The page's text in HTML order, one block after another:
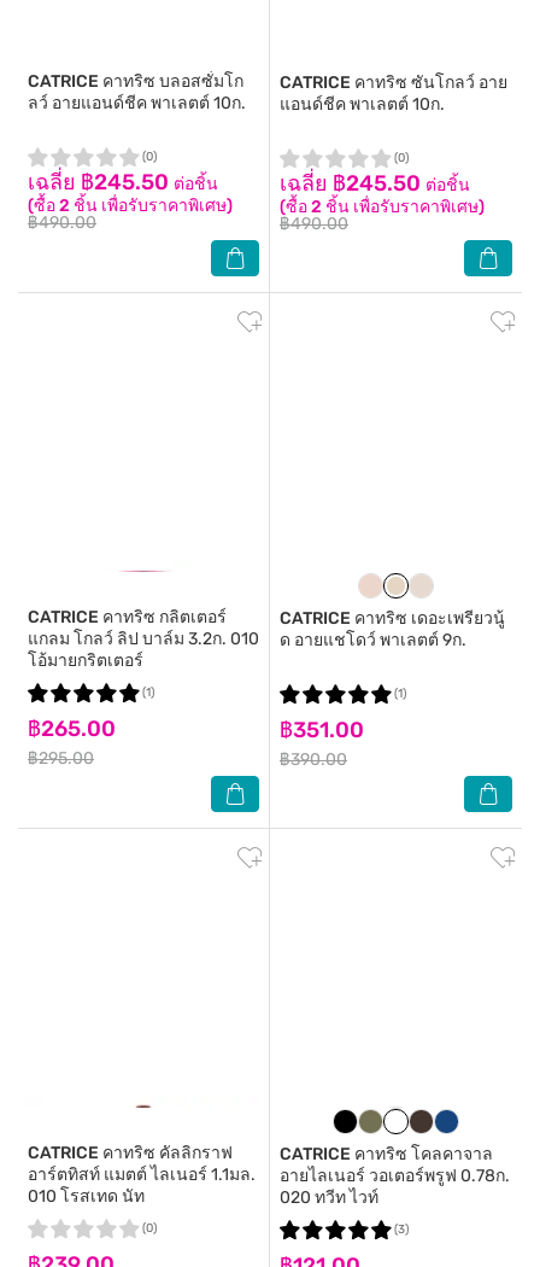
CATRICE คาทริซ บลอสซั่มโก
ลว์ อายแอนด์ชีค พาเลตต์ 10ก.
เฉลี่ย ฿245.50 ต่อชิ้น
(ซื้อ 2 ชิ้น เพื่อรับราคาพิเศษ)
฿490.00
(0)
CATRICE คาทริซ ซันโกลว์ อาย
แอนด์ชีค พาเลตต์ 10ก.
เฉลี่ย ฿245.50 ต่อชิ้น
(ซื้อ 2 ชิ้น เพื่อรับราคาพิเศษ)
฿490.00
(0)
CATRICE คาทริซ กลิตเตอร์
แกลม โกลว์ ลิป บาล์ม 3.2ก. 010
โอ้มายกริตเตอร์
฿265.00
฿295.00
(1)
CATRICE คาทริซ เดอะเพรียวนู้
ด อายแชโดว์ พาเลตต์ 9ก.
฿351.00
฿390.00
(1)
CATRICE คาทริซ คัลลิกราฟ
อาร์ตทิสท์ แมตต์ ไลเนอร์ 1.1มล.
010 โรสเทด นัท
(0)
CATRICE คาทริซ โคลคาจาล
อายไลเนอร์ วอเตอร์พรูฟ 0.78ก.
020 ทวีท ไวท์
(3)